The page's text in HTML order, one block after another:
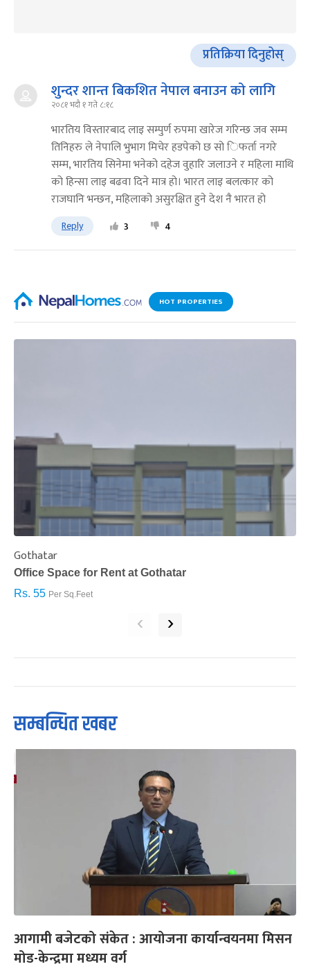
प्रतिक्रिया दिनुहोस्
शुन्दर शान्त बिकशित नेपाल बनाउन को लागि
२०८१ भदौ १ गते ८:१८
भारतिय विस्तारबाद लाइ सम्पुर्ण रुपमा खारेज गरिन्छ जव सम्म
तिनिहरु ले नेपालि भुभाग मिचेर हडपेको छ सो िफर्ता नगरे
सम्म, भारतिय सिनेमा भनेको दहेज वुहारि जलाउने र महिला माथि
को हिन्सा लाइ बढवा दिने मात्र हो। भारत लाइ बलत्कार को
राजघानि भन्छन, महिलाको असुरक्षित हुने देश नै भारत हो
Reply 3 4
HOT PROPERTIES
Gothatar
Office Space for Rent at Gothatar
Rs. 55 Per Sq.Feet
‹ ›
सम्बन्धित खबर
आगामी बजेटको संकेत : आयोजना कार्यान्वयनमा मिसन
मोड-केन्द्रमा मध्यम वर्ग